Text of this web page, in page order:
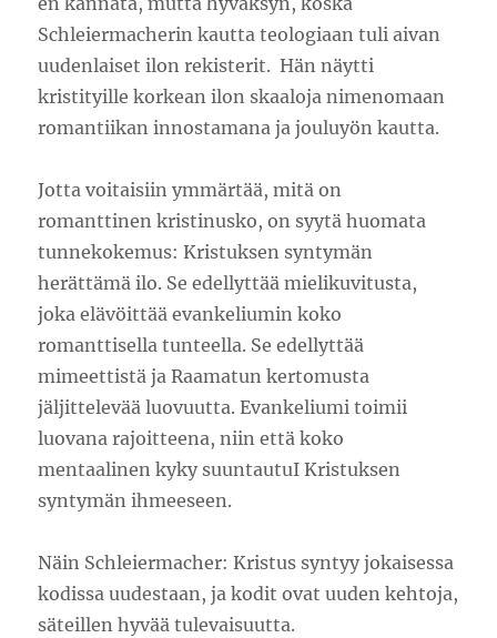
Schleiermacherin kautta teologiaan tuli aivan
uudenlaiset ilon rekisterit. Hän näytti
kristityille korkean ilon skaaloja nimenomaan
romantiikan innostamana ja jouluyön kautta.
Jotta voitaisiin ymmärtää, mitä on
romanttinen kristinusko, on syytä huomata
tunnekokemus: Kristuksen syntymän
herättämä ilo. Se edellyttää mielikuvitusta,
joka elävöittää evankeliumin koko
romanttisella tunteella. Se edellyttää
mimeettistä ja Raamatun kertomusta
jäljittelevää luovuutta. Evankeliumi toimii
luovana rajoitteena, niin että koko
mentaalinen kyky suuntautuI Kristuksen
syntymän ihmeeseen.
Näin Schleiermacher: Kristus syntyy jokaisessa
kodissa uudestaan, ja kodit ovat uuden kehtoja,
säteillen hyvää tulevaisuutta.